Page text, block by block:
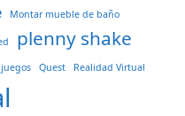
Montar mueble de baño
plenny shake
Quest Realidad Virtual